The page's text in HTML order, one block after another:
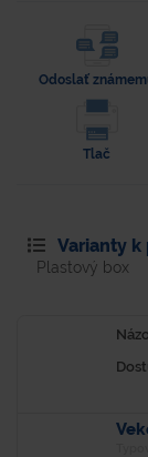
Odoslať
Tlač
Varianty
Plastový box